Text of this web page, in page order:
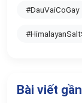
#DauVaiCoGay
Bài viết